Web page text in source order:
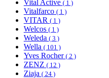
Vital Active ( 1 )
Vitalfarco ( 1 )
VITAR ( 1 )
Welcos ( 1 )
Weleda ( 3 )
Wella ( 101 )
Yves Rocher ( 2 )
ZENZ ( 12 )
Ziaja ( 24 )